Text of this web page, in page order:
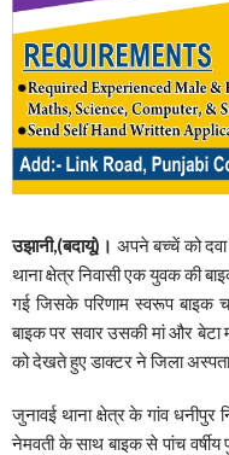
उझानी,(बदायूं)। अपने बच्चें को
थाना क्षेत्र निवासी एक युवक की
गई जिसके परिणाम स्वरूप बाइक
बाइक पर सवार उसकी मां और
को देखते हुए डाक्टर ने जिला
जुनावई थाना क्षेत्र के गांव धनीपुर
नेमवती के साथ बाइक से पांच वर्षीय